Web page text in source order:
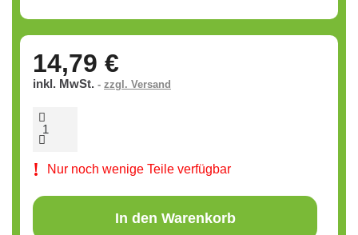
14,79 €
inkl. MwSt. zzgl. Versand
Nur noch wenige Teile verfügbar
In den Warenkorb